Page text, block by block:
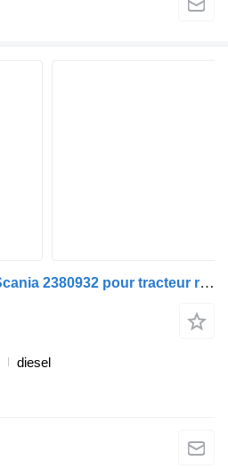
Feu de stationnement Scania 2380932 pour tracteur routier Scania P,G,R,T-series (2004-2017)
diesel